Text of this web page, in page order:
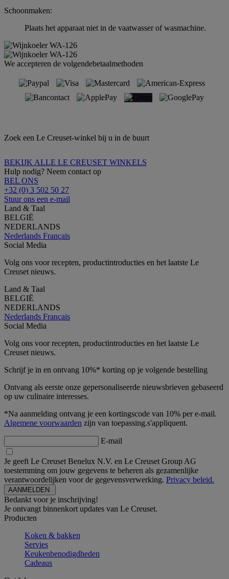
Schoonmaken:
Plaats het apparaat niet in de vaatwasser of wasmachine.
We accepteren de volgendebetaalmethoden
Zoek een Le Creuset-winkel bij u in de buurt
BEKIJK ALLE LE CREUSET WINKELS
Hulp nodig? Neem contact op
BEL ONS
+32 (0) 3 502 50 27
Stuur ons een e-mail
Land & Taal
BELGIË
NEDERLANDS
Nederlands Français
Social Media
Volg ons voor recepten, productintroducties en het laatste Le
Creuset nieuws.
Land & Taal
BELGIË
NEDERLANDS
Nederlands Français
Social Media
Volg ons voor recepten, productintroducties en het laatste Le
Creuset nieuws.
Schrijf je in en ontvang 10%* korting op je volgende bestelling
Ontvang als eerste onze gepersonaliseerde nieuwsbrieven gebaseerd
op uw culinaire interesses.
*Na aanmelding ontvang je een kortingscode van 10% per e-mail.
Algemene voorwaarden zijn van toepassing.s'appliquent.
E-mail
Je geeft Le Creuset Benelux N.V. en Le Creuset Group AG
toestemming om jouw gegevens te beheren als gezamenlijke
verantwoordelijken voor de gegevensverwerking. Privacy beleid.
Bedankt voor je inschrijving!
Je ontvangt binnenkort updates van Le Creuset.
Producten
Koken & bakken
Servies
Keukenbenodigdheden
Cadeaus